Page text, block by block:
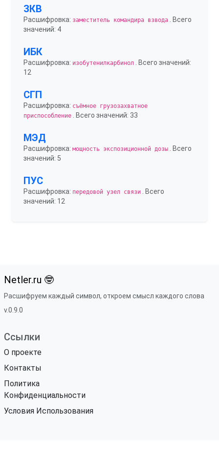
ЗКВ
Расшифровка: заместитель командира взвода . Всего
значений: 4
ИБК
Расшифровка: изобутенилкарбинол . Всего значений:
12
СГП
Расшифровка: съёмное грузозахватное
приспособление . Всего значений: 33
МЭД
Расшифровка: мощность экспозиционной дозы . Всего
значений: 5
ПУС
Расшифровка: передовой узел связи . Всего
значений: 12
Netler.ru 🤓
Расшифруем каждый символ, откроем смысл каждого слова
v.0.9.0
Ссылки
О проекте
Контакты
Политика
Конфиденциальности
Условия Использования